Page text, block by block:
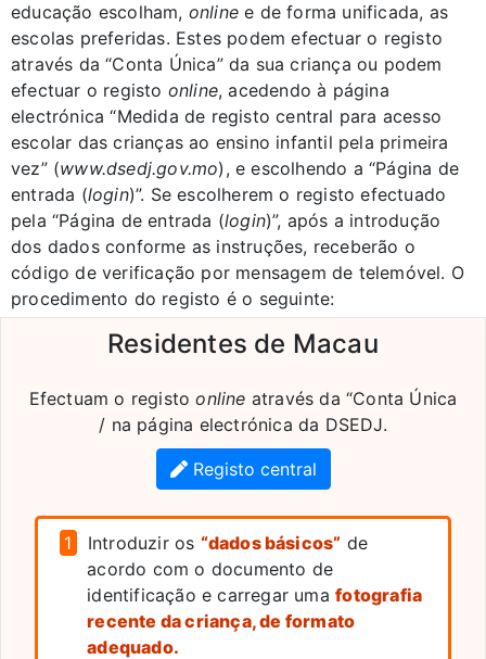
educação escolham, online e de forma unificada, as
escolas preferidas. Estes podem efectuar o registo
através da “Conta Única” da sua criança ou podem
efectuar o registo online, acedendo à página
electrónica “Medida de registo central para acesso
escolar das crianças ao ensino infantil pela primeira
vez” (www.dsedj.gov.mo), e escolhendo a “Página de
entrada (login)”. Se escolherem o registo efectuado
pela “Página de entrada (login)”, após a introdução
dos dados conforme as instruções, receberão o
código de verificação por mensagem de telemóvel. O
procedimento do registo é o seguinte:
Residentes de Macau
Efectuam o registoonline através da “Conta Única
/ na página electrónica da DSEDJ.
Registo central
1 Introduzir os “dados básicos” de
acordo com o documento de
identificação e carregar umafotografia
recente da criança, de formato
adequado.